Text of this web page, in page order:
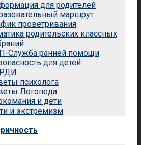
для родителей
маршрут
проветривания
родительских классных
Служба ранней помощи
для детей
психолога
Логопеда
и дети
и экстремизм